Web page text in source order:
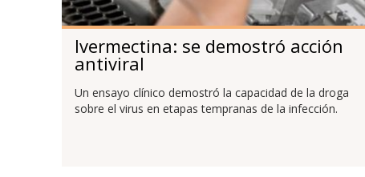
Ivermectina: se demostró acción
antiviral
Un ensayo clínico demostró la capacidad de la droga
sobre el virus en etapas tempranas de la infección.